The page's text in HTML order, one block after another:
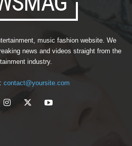
music fashion website. We
news and videos straight from the
industry.
contact@yoursite.com